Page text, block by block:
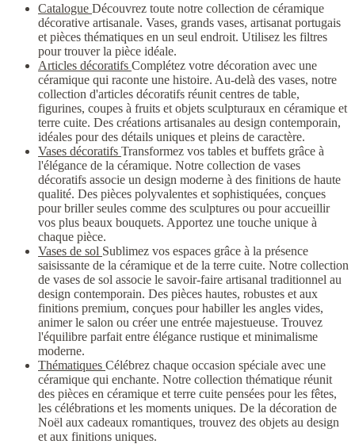
Catalogue Découvrez toute notre collection de céramique
décorative artisanale. Vases, grands vases, artisanat portugais
et pièces thématiques en un seul endroit. Utilisez les filtres
pour trouver la pièce idéale.
Articles décoratifs Complétez votre décoration avec une
céramique qui raconte une histoire. Au-delà des vases, notre
collection d'articles décoratifs réunit centres de table,
figurines, coupes à fruits et objets sculpturaux en céramique et
terre cuite. Des créations artisanales au design contemporain,
idéales pour des détails uniques et pleins de caractère.
Vases décoratifs Transformez vos tables et buffets grâce à
l'élégance de la céramique. Notre collection de vases
décoratifs associe un design moderne à des finitions de haute
qualité. Des pièces polyvalentes et sophistiquées, conçues
pour briller seules comme des sculptures ou pour accueillir
vos plus beaux bouquets. Apportez une touche unique à
chaque pièce.
Vases de sol Sublimez vos espaces grâce à la présence
saisissante de la céramique et de la terre cuite. Notre collection
de vases de sol associe le savoir-faire artisanal traditionnel au
design contemporain. Des pièces hautes, robustes et aux
finitions premium, conçues pour habiller les angles vides,
animer le salon ou créer une entrée majestueuse. Trouvez
l'équilibre parfait entre élégance rustique et minimalisme
moderne.
Thématiques Célébrez chaque occasion spéciale avec une
céramique qui enchante. Notre collection thématique réunit
des pièces en céramique et terre cuite pensées pour les fêtes,
les célébrations et les moments uniques. De la décoration de
Noël aux cadeaux romantiques, trouvez des objets au design
et aux finitions uniques.